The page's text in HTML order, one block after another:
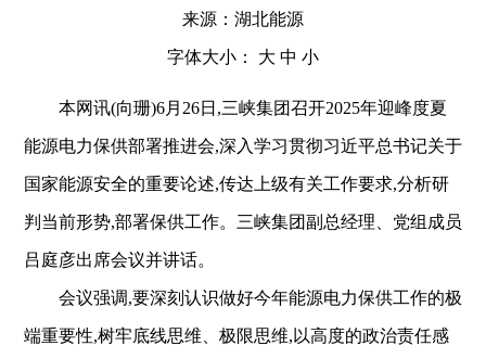
来源：湖北能源
字体大小： 大 中 小
本网讯(向珊)6月26日,三峡集团召开2025年迎峰度夏
能源电力保供部署推进会,深入学习贯彻习近平总书记关于
国家能源安全的重要论述,传达上级有关工作要求,分析研
判当前形势,部署保供工作。三峡集团副总经理、党组成员
吕庭彦出席会议并讲话。
会议强调,要深刻认识做好今年能源电力保供工作的极
端重要性,树牢底线思维、极限思维,以高度的政治责任感